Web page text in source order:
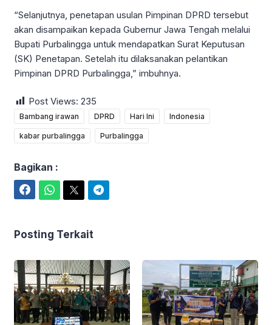
“Selanjutnya, penetapan usulan Pimpinan DPRD tersebut
akan disampaikan kepada Gubernur Jawa Tengah melalui
Bupati Purbalingga untuk mendapatkan Surat Keputusan
(SK) Penetapan. Setelah itu dilaksanakan pelantikan
Pimpinan DPRD Purbalingga,” imbuhnya.
Post Views: 235
Bambang irawan DPRD Hari Ini Indonesia
kabar purbalingga Purbalingga
Bagikan :
Posting Terkait